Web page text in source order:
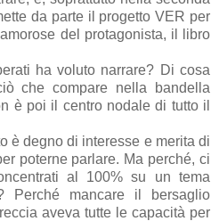
da parte il progetto VER per
del protagonista, il libro
ha voluto narrare? Di cosa
che compare nella bandella
è poi il centro nodale di tutto il
è degno di interesse e merita di
poterne parlare. Ma perché, ci
al 100% su un tema
Perché mancare il bersaglio
aveva tutte le capacità per